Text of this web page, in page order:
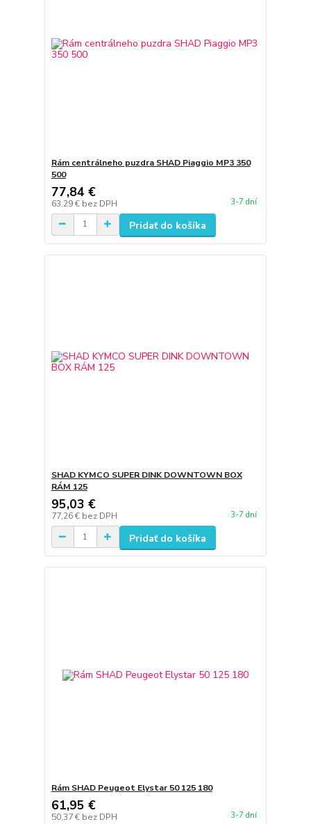
Rám centrálneho puzdra SHAD Piaggio MP3 350
500
77,84 €
63,29 € bez DPH 3-7 dní
Pridať do košíka
SHAD KYMCO SUPER DINK DOWNTOWN BOX
RÁM 125
95,03 €
77,26 € bez DPH 3-7 dní
Pridať do košíka
Rám SHAD Peugeot Elystar 50 125 180
61,95 €
50,37 € bez DPH 3-7 dní